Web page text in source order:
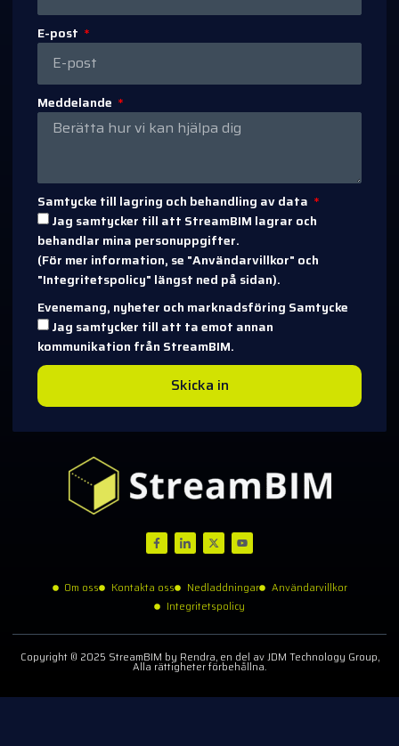
E-post
Meddelande
Samtycke till lagring och behandling av data
Jag samtycker till att StreamBIM lagrar och
behandlar mina personuppgifter.
(För mer information, se "Användarvillkor" och
"Integritetspolicy" längst ned på sidan).
Evenemang, nyheter och marknadsföring Samtycke
Jag samtycker till att ta emot annan
kommunikation från StreamBIM.
Skicka in
Om oss Kontakta oss Nedladdningar
Användarvillkor
Integritetspolicy
Copyright © 2025 StreamBIM by Rendra, en del av JDM Technology Group,
Alla rättigheter förbehållna.